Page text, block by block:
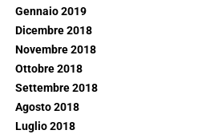
Gennaio 2019
Dicembre 2018
Novembre 2018
Ottobre 2018
Settembre 2018
Agosto 2018
Luglio 2018